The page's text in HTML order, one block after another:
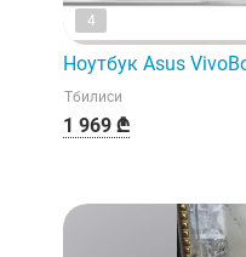
4
Ноутбук Asus
Тбилиси
1 969 ₾